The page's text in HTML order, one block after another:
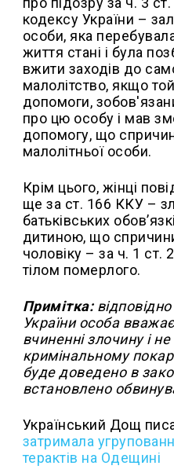
кодексу України –
особи, яка
життя стані і була
вжити заходів до
малолітство, якщо
допомоги,
про цю особу і мав
допомогу, що
малолітньої особи.
Крім цього, жінці
ще за ст. 166 ККУ –
батьківських
дитиною, що
чоловіку – за ч. 1
тілом померлого.
Примітка:
України особа
вчиненні злочину і
кримінальному
буде доведено в
встановлено
Український Дощ
затримала
терактів на Одещині